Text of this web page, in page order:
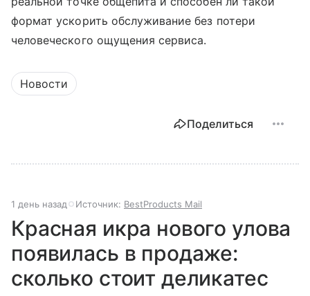
формат ускорить обслуживание без потери
человеческого ощущения сервиса.
Новости
Поделиться
1 день назад Источник: BestProducts Mail
Красная икра нового улова
появилась в продаже:
сколько стоит деликатес